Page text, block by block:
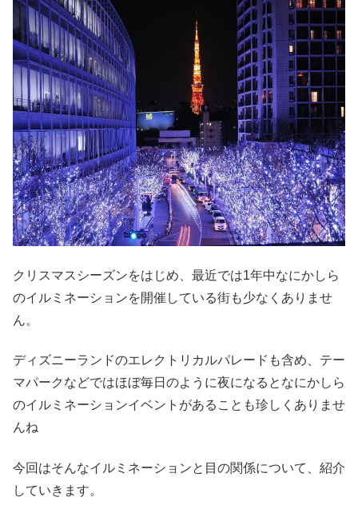
クリスマスシーズンをはじめ、最近では1年中なにかしら
のイルミネーションを開催している街も少なくありませ
ん。
ディズニーランドのエレクトリカルパレードも含め、テー
マパークなどではほぼ毎日のように夜になるとなにかしら
のイルミネーションイベントがあることも珍しくありませ
んね
今回はそんなイルミネーションと目の関係について、紹介
していきます。